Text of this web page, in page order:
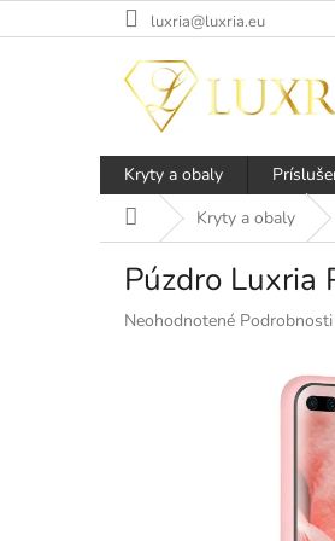
na
luxria@luxria.eu
Kryty a obaly
DomovKryty a obaly
Púzdro Luxria
Priemerné
Neohodnotené